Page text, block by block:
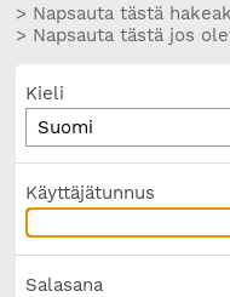
> Napsauta tästä
> Napsauta tästä jos
Kieli
Käyttäjätunnus
Salasana